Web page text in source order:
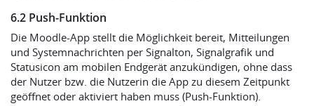
6.2 Push-Funktion
Die Moodle-App stellt die Möglichkeit bereit, Mitteilungen
und Systemnachrichten per Signalton, Signalgrafik und
Statusicon am mobilen Endgerät anzukündigen, ohne dass
der Nutzer bzw. die Nutzerin die App zu diesem Zeitpunkt
geöffnet oder aktiviert haben muss (Push-Funktion).